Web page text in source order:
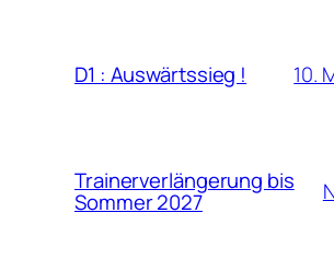
D1 : Auswärtssieg ! 10.
Trainerverlängerung bis
Sommer 2027